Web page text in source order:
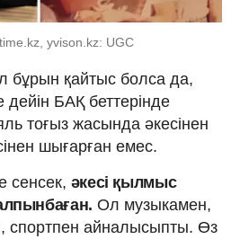
yvison.kz: UGC
қайтыс болса да,
дейін БАҚ беттерінде
тоғыз жасында әкесінен
шығарған емес.
сенсек, әкесі қылмыс
Ол музыкамен,
айналысыпты. Өз